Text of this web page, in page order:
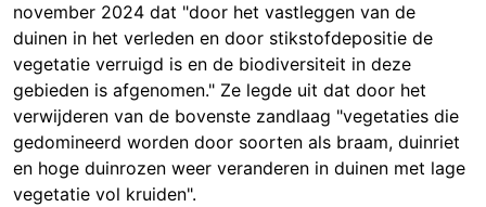
november 2024 dat "door het vastleggen van de
duinen in het verleden en door stikstofdepositie de
vegetatie verruigd is en de biodiversiteit in deze
gebieden is afgenomen." Ze legde uit dat door het
verwijderen van de bovenste zandlaag "vegetaties die
gedomineerd worden door soorten als braam, duinriet
en hoge duinrozen weer veranderen in duinen met lage
vegetatie vol kruiden".